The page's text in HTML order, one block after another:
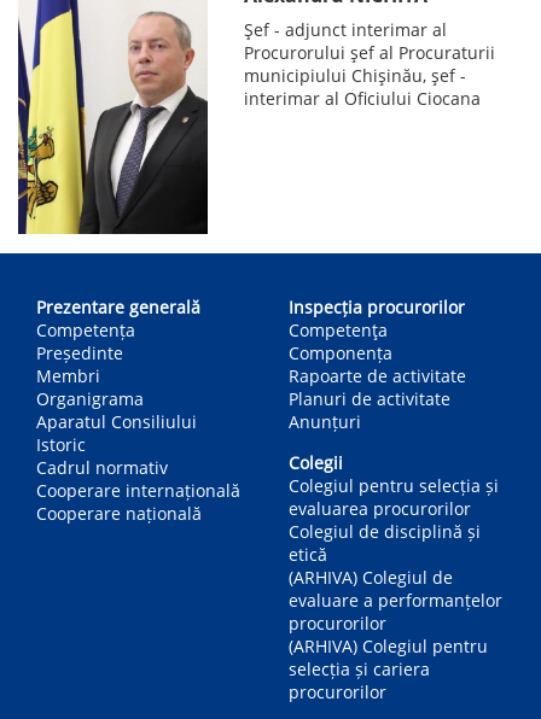
Șef - adjunct interimar al
Procurorului șef al Procuraturii
municipiului Chișinău, șef -
interimar al Oficiului Ciocana
navigation
Prezentare generală
Competența
Președinte
Membri
Organigrama
Aparatul Consiliului
Istoric
Cadrul normativ
Cooperare internațională
Cooperare națională
Inspecția procurorilor
Competenţa
Componența
Rapoarte de activitate
Planuri de activitate
Anunțuri
Colegii
Colegiul pentru selecția și
evaluarea procurorilor
Colegiul de disciplină și
etică
(ARHIVA) Colegiul de
evaluare a performanțelor
procurorilor
(ARHIVA) Colegiul pentru
selecția și cariera
procurorilor